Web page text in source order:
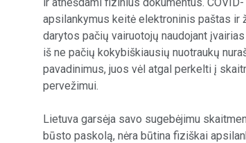
apsilankymus keitė elektroninis paštas ir
darytos pačių vairuotojų naudojant
iš ne pačių kokybiškiausių nuotraukų
pavadinimus, juos vėl atgal perkelti į
pervežimui.
Lietuva garsėja savo sugebėjimu
būsto paskolą, nėra būtina fiziškai